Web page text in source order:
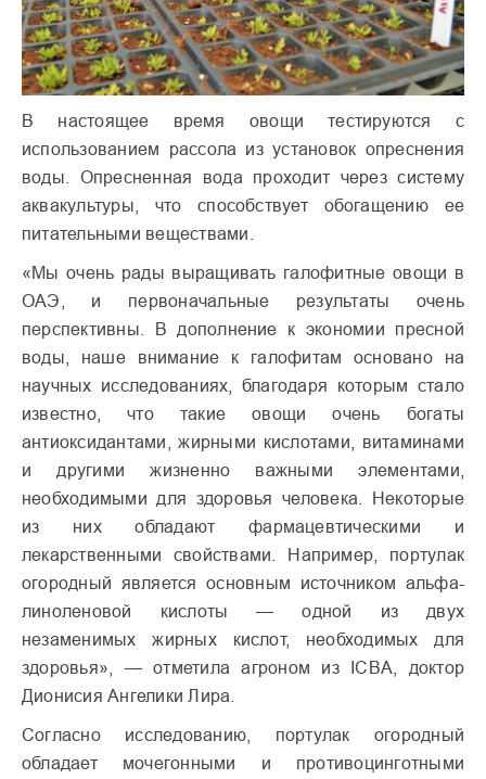
В настоящее время овощи тестируются с
использованием рассола из установок опреснения
воды. Опресненная вода проходит через систему
аквакультуры, что способствует обогащению ее
питательными веществами.
«Мы очень рады выращивать галофитные овощи в
ОАЭ, и первоначальные результаты очень
перспективны. В дополнение к экономии пресной
воды, наше внимание к галофитам основано на
научных исследованиях, благодаря которым стало
известно, что такие овощи очень богаты
антиоксидантами, жирными кислотами, витаминами
и другими жизненно важными элементами,
необходимыми для здоровья человека. Некоторые
из них обладают фармацевтическими и
лекарственными свойствами. Например, портулак
огородный является основным источником альфа-
линоленовой кислоты — одной из двух
незаменимых жирных кислот, необходимых для
здоровья», — отметила агроном из ICBA, доктор
Дионисия Ангелики Лира.
Согласно исследованию, портулак огородный
обладает мочегонными и противоцинготными